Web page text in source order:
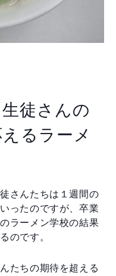
徒さんの
るラーメ
さんたちは１週間の
ったのですが、卒業
ラーメン学校の結果
のです。
たちの期待を超える